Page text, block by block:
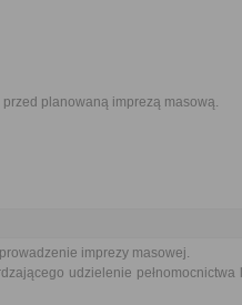
planowaną imprezą masową.
imprezy masowej.
udzielenie